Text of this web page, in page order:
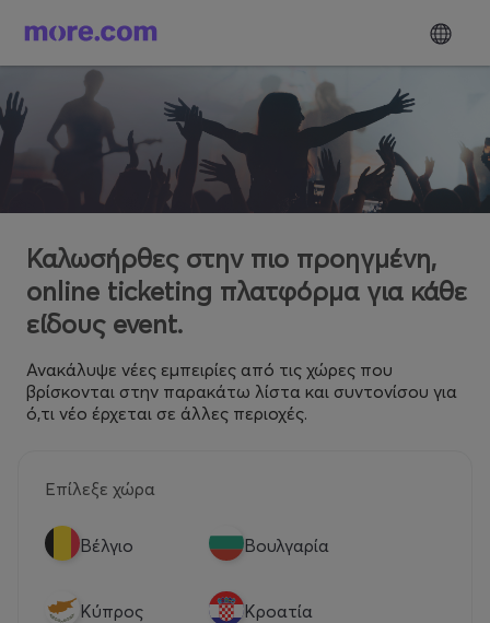
Καλωσήρθες στην πιο προηγμένη,
online ticketing πλατφόρμα για κάθε
είδους event.
Ανακάλυψε νέες εμπειρίες από τις χώρες που
βρίσκονται στην παρακάτω λίστα και συντονίσου για
ό,τι νέο έρχεται σε άλλες περιοχές.
Επίλεξε χώρα
Βέλγιο Βουλγαρία
Κύπρος Κροατία